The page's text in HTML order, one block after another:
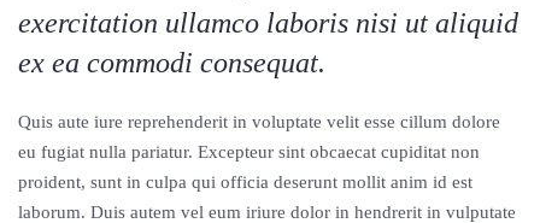
exercitation ullamco laboris nisi ut aliquid
ex ea commodi consequat.
Quis aute iure reprehenderit in voluptate velit esse cillum dolore
eu fugiat nulla pariatur. Excepteur sint obcaecat cupiditat non
proident, sunt in culpa qui officia deserunt mollit anim id est
laborum. Duis autem vel eum iriure dolor in hendrerit in vulputate